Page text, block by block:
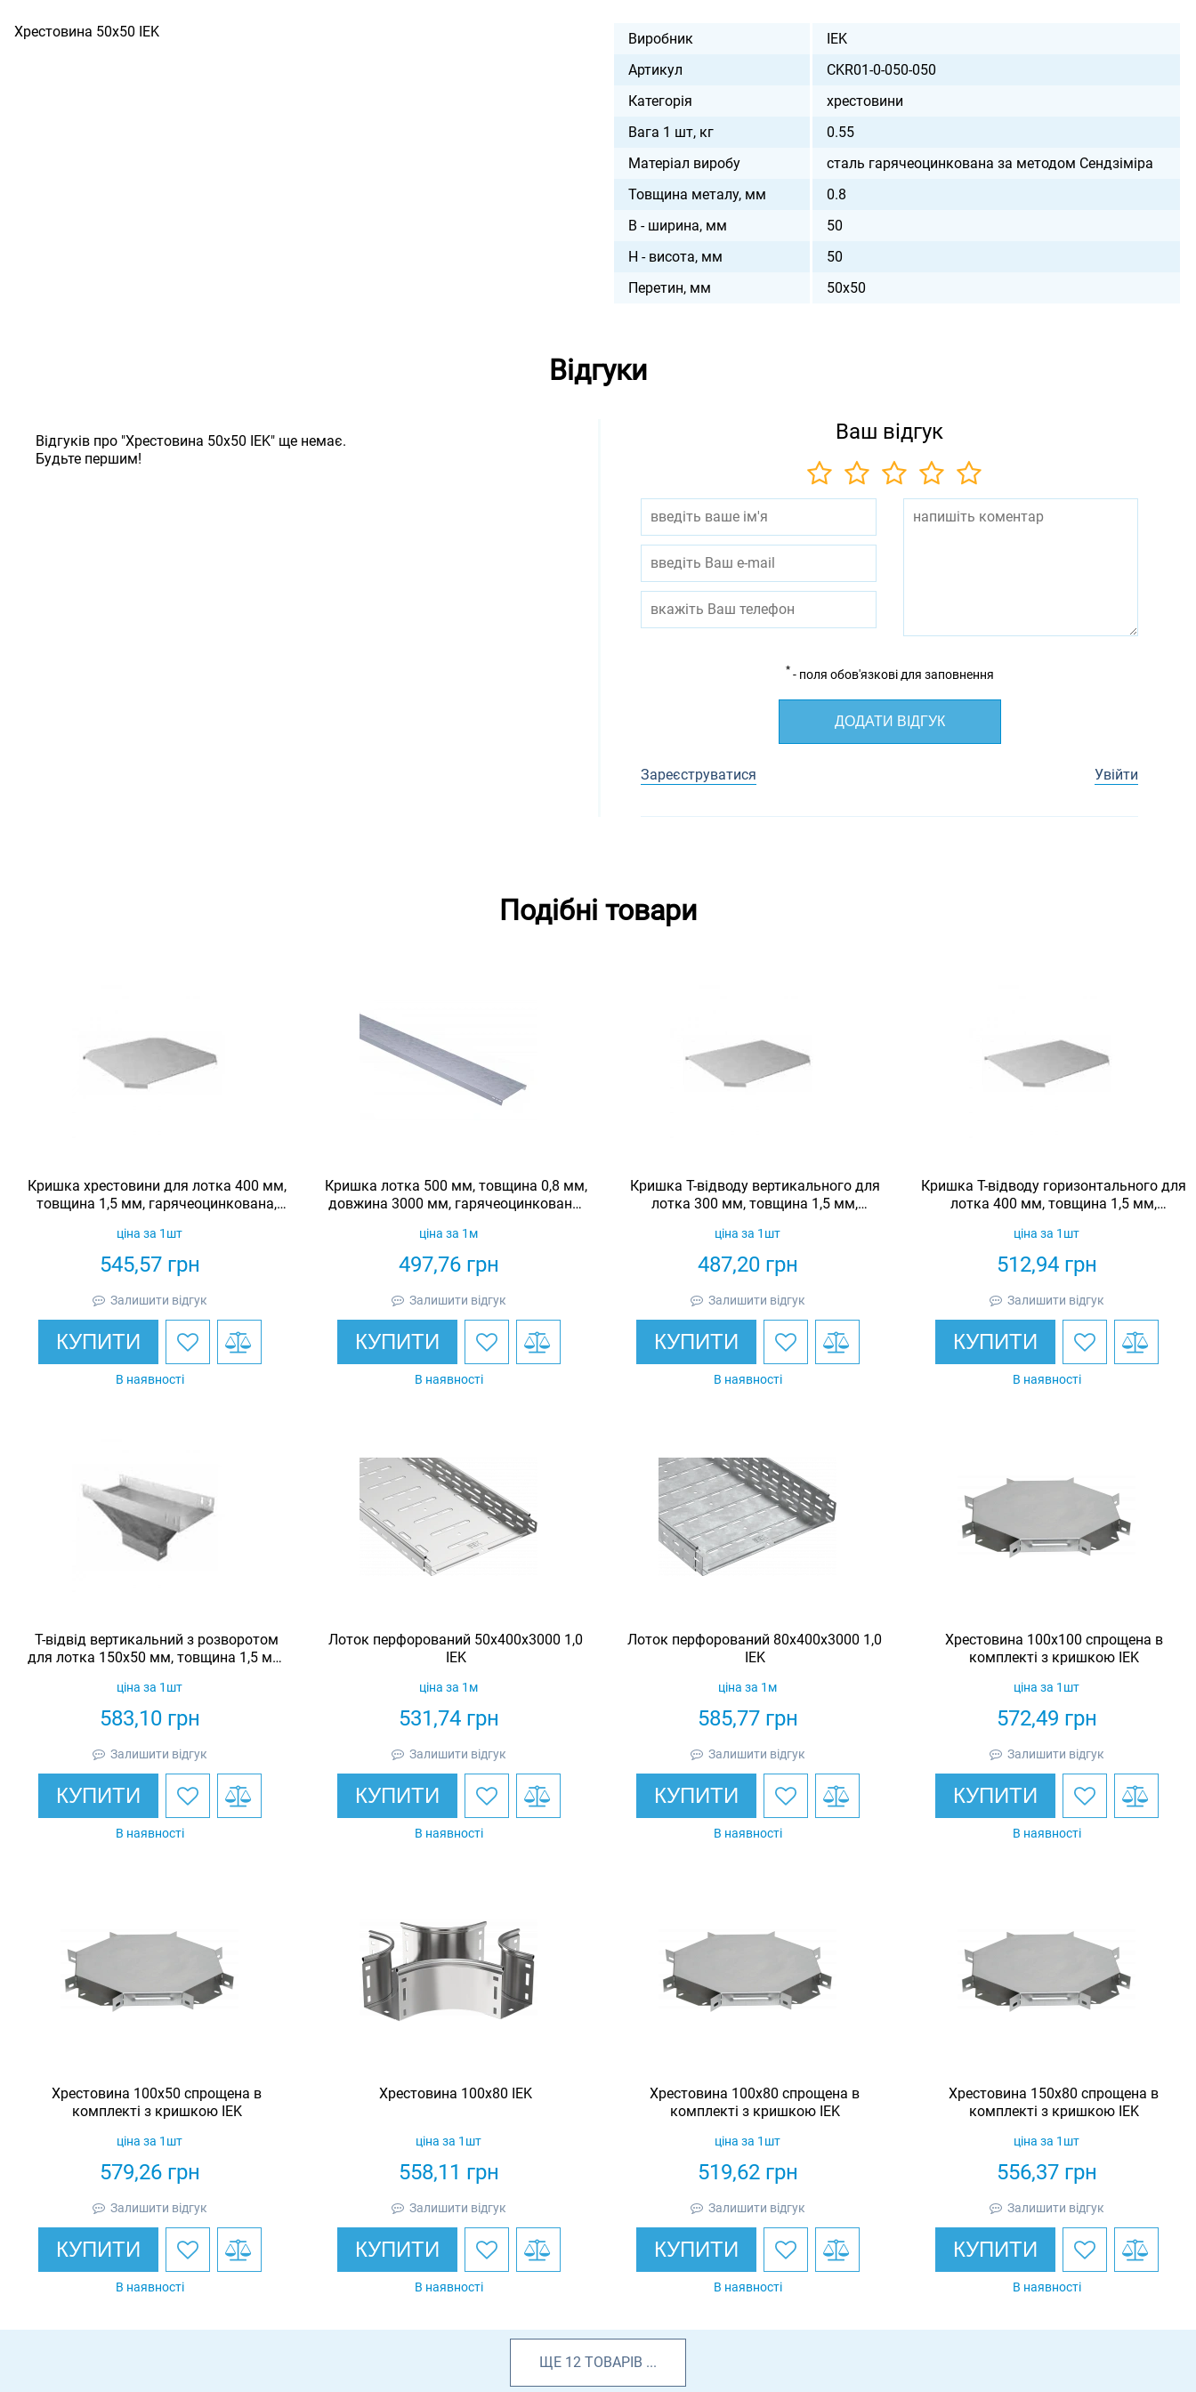
Хрестовина 50х50 IEK Виробник
IEK
Артикул
CKR01-0-050-050
Категорія
хрестовини
Вага 1 шт, кг
0.55
Матеріал виробу
сталь гарячеоцинкована за методом Сендзіміра
Товщина металу, мм
0.8
B - ширина, мм
50
H - висота, мм
50
Перетин, мм
50х50
Відгуки
Відгуків про "Хрестовина 50х50 IEK" ще немає.
Будьте першим!
Ваш відгук
* - поля обов'язкові для заповнення
ДОДАТИ ВІДГУК
Зареєструватися Увійти
Подібні товари
Кришка хрестовини для лотка 400 мм,
товщина 1,5 мм, гарячеоцинкована,
545,57грн
ціна за 1шт
Залишити відгук
КУПИТИ
В наявності
Кришка лотка 500 мм, товщина 0,8 мм,
довжина 3000 мм, гарячеоцинкована,
497,76грн
ціна за 1м
Залишити відгук
КУПИТИ
В наявності
Кришка Т-відводу вертикального для
лотка 300 мм, товщина 1,5 мм,
487,20грн
ціна за 1шт
Залишити відгук
КУПИТИ
В наявності
Кришка Т-відводу горизонтального для
лотка 400 мм, товщина 1,5 мм,
512,94грн
ціна за 1шт
Залишити відгук
КУПИТИ
В наявності
Т-відвід вертикальний з розворотом
для лотка 150х50 мм, товщина 1,5 мм,
583,10грн
ціна за 1шт
Залишити відгук
КУПИТИ
В наявності
Лоток перфорований 50х400х3000 1,0
IEK
531,74грн
ціна за 1м
Залишити відгук
КУПИТИ
В наявності
Лоток перфорований 80х400х3000 1,0
IEK
585,77грн
ціна за 1м
Залишити відгук
КУПИТИ
В наявності
Хрестовина 100х100 спрощена в
комплекті з кришкою IEK
572,49 грн
ціна за 1шт
Залишити відгук
КУПИТИ
В наявності
Хрестовина 100х50 спрощена в
комплекті з кришкою IEK
579,26грн
ціна за 1шт
Залишити відгук
КУПИТИ
В наявності
Хрестовина 100х80 IEK
558,11 грн
ціна за 1шт
Залишити відгук
КУПИТИ
В наявності
Хрестовина 100х80 спрощена в
комплекті з кришкою IEK
519,62грн
ціна за 1шт
Залишити відгук
КУПИТИ
В наявності
Хрестовина 150х80 спрощена в
комплекті з кришкою IEK
556,37грн
ціна за 1шт
Залишити відгук
КУПИТИ
В наявності
ЩЕ 12 ТОВАРІВ ...